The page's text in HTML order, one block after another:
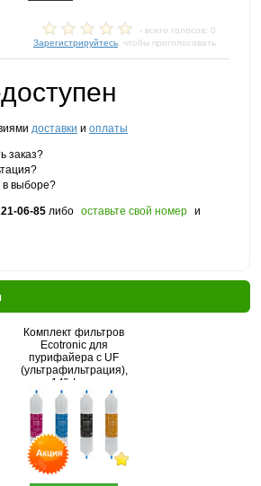
- всего голосов: 0
Зарегистрируйтесь , чтобы проголосовать
доставки и оплаты
заказ?
в выборе?
06-85 либо оставьте свой номер и
Комплект фильтров
Ecotronic для
пурифайера c UF
(ультрафильтрация),
14", I-тип